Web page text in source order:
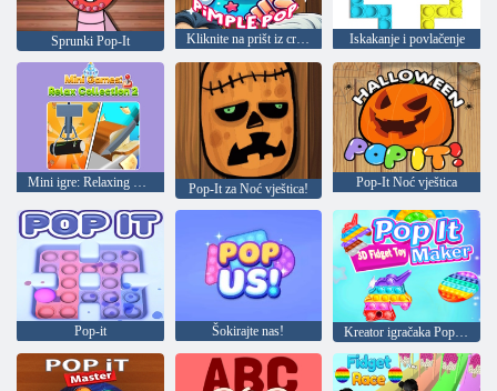
Sprunki Pop-It Kliknite na prišt iz crtića Iskakanje i povlačenje
Mini igre: Relaxing Collection 2 Pop-It za Noć vještica! Pop-It Noć vještica
Pop-it Šokirajte nas! Kreator igračaka Pop it 3D Fidget